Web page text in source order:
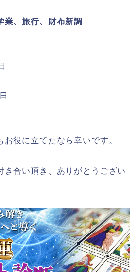
業、旅行、財布新調
役に立てたなら幸いです。
き合い頂き、ありがとうござい